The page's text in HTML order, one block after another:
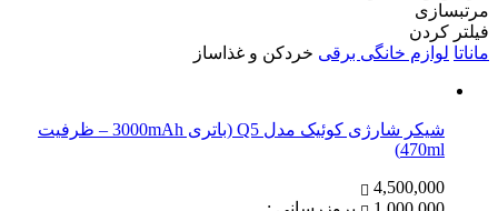
مرتبسازی
فیلتر کردن
ماناتا لوازم خانگی برقی خردکن و غذاساز
شیکر شارژی کوئیک مدل Q5 (باتری 3000mAh – ظرفیت
470ml)
4,500,000